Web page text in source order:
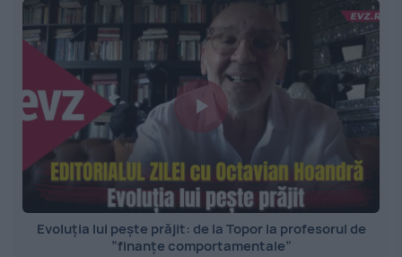
Evoluția lui pește prăjit: de la Topor la profesorul de
”finanțe comportamentale”